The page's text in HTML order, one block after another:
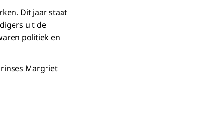
Dit jaar staat
uit de
politiek en
Margriet